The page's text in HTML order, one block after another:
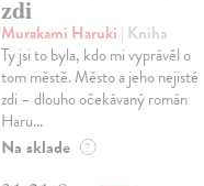
zdi
Murakami Haruki | Kniha
Ty jsi to byla, kdo mi vyprávěl o
tom městě. Město a jeho nejisté
zdi – dlouho očekávaný román
Haru...
Na sklade ?